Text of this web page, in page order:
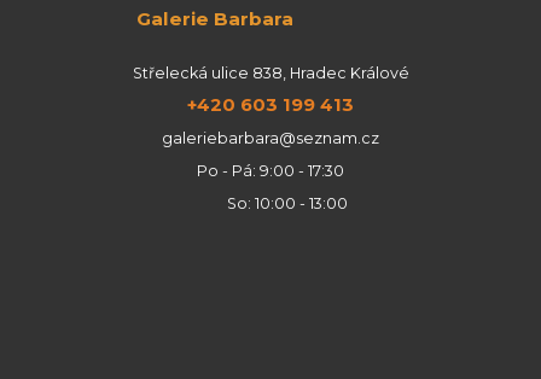
Galerie Barbara
Střelecká ulice 838, Hradec Králové
+420 603 199 413
galeriebarbara@seznam.cz
Po - Pá: 9:00 - 17:30
So: 10:00 - 13:00